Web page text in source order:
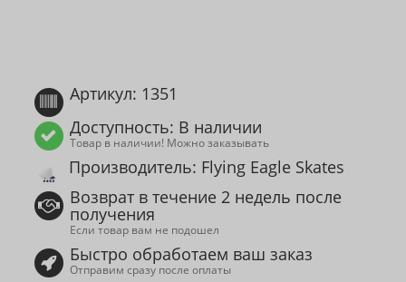
Артикул: 1351
Доступность: В наличии
Товар в наличии! Можно заказывать
Производитель: Flying Eagle Skates
Возврат в течение 2 недель после
получения
Если товар вам не подошел
Быстро обработаем ваш заказ
Отправим сразу после оплаты